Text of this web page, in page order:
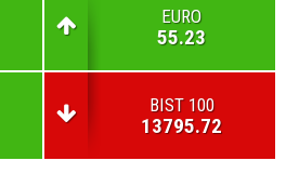
EURO
55.23
BIST 100
13795.72